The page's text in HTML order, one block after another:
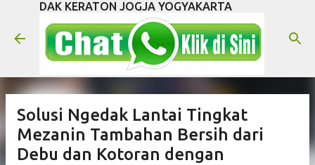
Langsung ke konten utama
DAK KERATON JOGJA YOGYAKARTA
Solusi Ngedak Lantai Tingkat
Mezanin Tambahan Bersih dari
Debu dan Kotoran dengan